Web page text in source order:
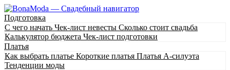
Подготовка
С чего начать Чек-лист невесты Сколько стоит свадьба
Калькулятор бюджета Чек-лист подготовки
Платья
Как выбрать платье Короткие платья Платья А-силуэта
Тенденции моды